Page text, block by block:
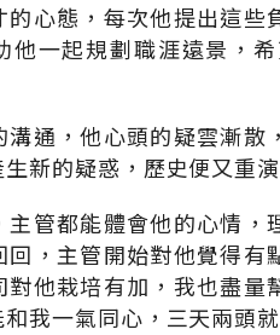
的心態，每次他提出這
他一起規劃職涯遠景，
溝通，他心頭的疑雲漸
新的疑惑，歷史便又重演
主管都能體會他的心情
回，主管開始對他覺得
對他栽培有加，我也盡
我一氣同心，三天兩頭就